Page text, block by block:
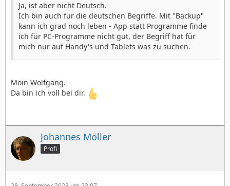
Ja, ist aber nicht Deutsch.
Ich bin auch für die deutschen Begriffe. Mit "Backup"
kann ich grad noch leben - App statt Programme finde
ich für PC-Programme nicht gut, der Begriff hat für
mich nur auf Handy's und Tablets was zu suchen.
Moin Wolfgang.
Da bin ich voll bei dir.
Johannes Möller
Profi